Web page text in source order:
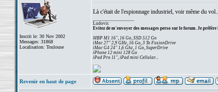
Inscrit le: 30 Nov 2002
Messages: 31868
Localisation: Toulouse
Là c'était de l'espionnage industriel, voir même du
Ludovic
Evitez de m'envoyer des messages perso sur le forum. Je préfère
MBP M1 16", 16 Go, SSD 512 Go
iMac 27" 2,9 GHz, 16 Go, 3 To FusionDrive
iMac G4 24" 1,6 Ghz, 1 Go, SuperDrive
iPhone 12 mini 128 Go
iPad Pro 11", iPad mini Cellular...
Revenir en haut de page